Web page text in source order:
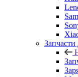
Запчасти